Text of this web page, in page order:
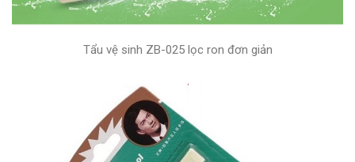
Tẩu vệ sinh ZB-025 lọc ron đơn giản